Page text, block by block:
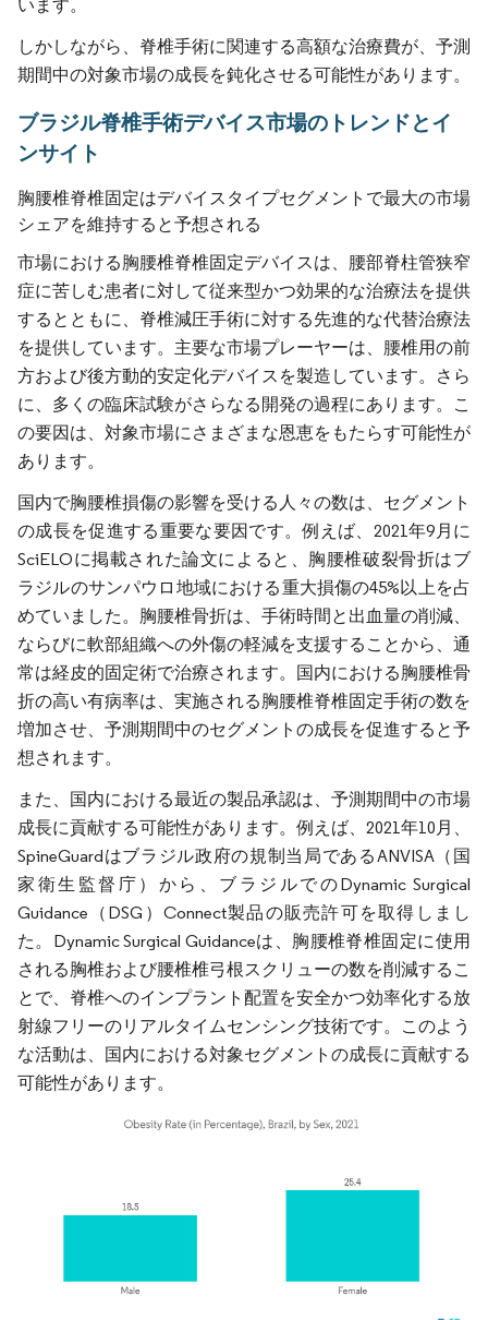
います。
しかしながら、脊椎手術に関連する高額な治療費が、予測
期間中の対象市場の成長を鈍化させる可能性があります。
ブラジル脊椎手術デバイス市場のトレンドとイ
ンサイト
胸腰椎脊椎固定はデバイスタイプセグメントで最大の市場
シェアを維持すると予想される
市場における胸腰椎脊椎固定デバイスは、腰部脊柱管狭窄
症に苦しむ患者に対して従来型かつ効果的な治療法を提供
するとともに、脊椎減圧手術に対する先進的な代替治療法
を提供しています。主要な市場プレーヤーは、腰椎用の前
方および後方動的安定化デバイスを製造しています。さら
に、多くの臨床試験がさらなる開発の過程にあります。こ
の要因は、対象市場にさまざまな恩恵をもたらす可能性が
あります。
国内で胸腰椎損傷の影響を受ける人々の数は、セグメント
の成長を促進する重要な要因です。例えば、2021年9月に
SciELOに掲載された論文によると、胸腰椎破裂骨折はブ
ラジルのサンパウロ地域における重大損傷の45%以上を占
めていました。胸腰椎骨折は、手術時間と出血量の削減、
ならびに軟部組織への外傷の軽減を支援することから、通
常は経皮的固定術で治療されます。国内における胸腰椎骨
折の高い有病率は、実施される胸腰椎脊椎固定手術の数を
増加させ、予測期間中のセグメントの成長を促進すると予
想されます。
また、国内における最近の製品承認は、予測期間中の市場
成長に貢献する可能性があります。例えば、2021年10月、
SpineGuardはブラジル政府の規制当局であるANVISA（国
家衛生監督庁）から、ブラジルでのDynamic Surgical
Guidance（DSG）Connect製品の販売許可を取得しまし
た。Dynamic Surgical Guidanceは、胸腰椎脊椎固定に使用
される胸椎および腰椎椎弓根スクリューの数を削減するこ
とで、脊椎へのインプラント配置を安全かつ効率化する放
射線フリーのリアルタイムセンシング技術です。このよう
な活動は、国内における対象セグメントの成長に貢献する
可能性があります。